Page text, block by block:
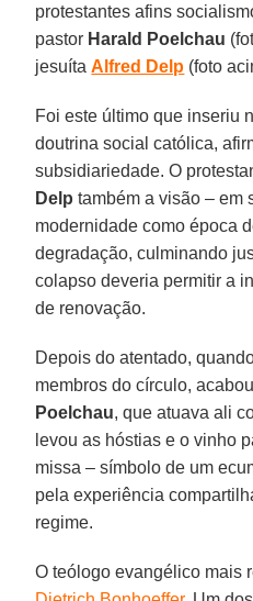
protestantes afins
pastor Harald Poelchau
jesuítaAlfred Delp (foto
Foi este último que inseriu
doutrina social católica,
subsidiariedade. O
Delp também a visão – em
modernidade como época
degradação, culminando
colapso deveria permitir a
de renovação.
Depois do atentado,
membros do círculo,
Poelchau, que atuava ali
levou as hóstias e o vinho
missa – símbolo de um
pela experiência
regime.
O teólogo evangélico mais